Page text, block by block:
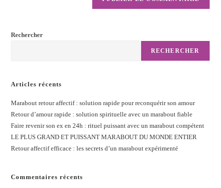
Rechercher
RECHERCHER
Articles récents
Marabout retour affectif : solution rapide pour reconquérir son amour
Retour d’amour rapide : solution spirituelle avec un marabout fiable
Faire revenir son ex en 24h : rituel puissant avec un marabout compétent
LE PLUS GRAND ET PUISSANT MARABOUT DU MONDE ENTIER
Retour affectif efficace : les secrets d’un marabout expérimenté
Commentaires récents